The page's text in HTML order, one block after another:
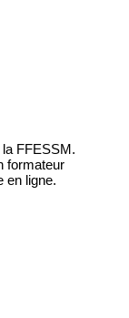
FFESSM.
formateur
en ligne.